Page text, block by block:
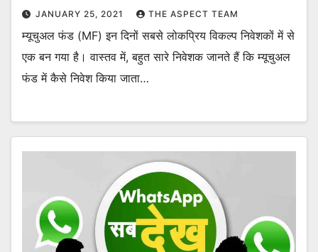
JANUARY 25, 2021 THE ASPECT TEAM
म्यूचुअल फंड (MF) इन दिनों सबसे लोकप्रिय विकल्प निवेशकों में से
एक बन गया है। वास्तव में, बहुत सारे निवेशक जानते हैं कि म्यूचुअल
फंड में कैसे निवेश किया जाता…